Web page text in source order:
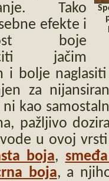
Tako
efekte i
boje
jačim
i bolje
za
ni kao
pažljivo
u ovoj
boja,
boja, a